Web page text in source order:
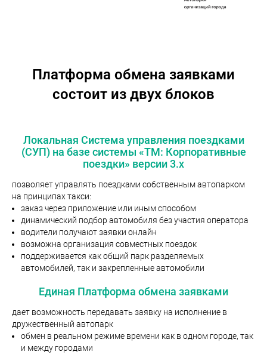
Платформа обмена заявками
состоит из двух блоков
Локальная Система управления поездками
(СУП) на базе системы «ТМ: Корпоративные
поездки» версии 3.x
позволяет управлять поездками собственным автопарком
на принципах такси:
заказ через приложение или иным способом
динамический подбор автомобиля без участия оператора
водители получают заявки онлайн
возможна организация совместных поездок
поддерживается как общий парк разделяемых
автомобилей, так и закрепленные автомобили
Единая Платформа обмена заявками
дает возможность передавать заявку на исполнение в
дружественный автопарк
обмен в реальном режиме времени как в одном городе, так
и между городами